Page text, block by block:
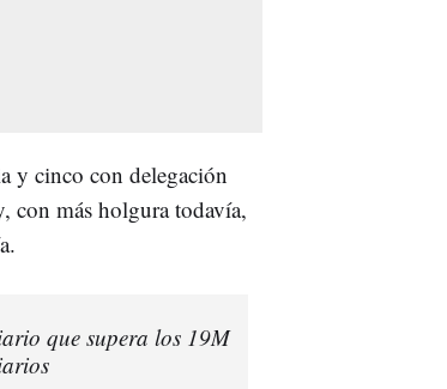
y cinco con delegación
con más holgura todavía,
que supera los 19M